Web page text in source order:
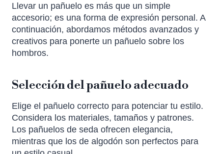
Llevar un pañuelo es más que un simple
accesorio; es una forma de expresión personal. A
continuación, abordamos métodos avanzados y
creativos para ponerte un pañuelo sobre los
hombros.
Selección del pañuelo adecuado
Elige el pañuelo correcto para potenciar tu estilo.
Considera los materiales, tamaños y patrones.
Los pañuelos de seda ofrecen elegancia,
mientras que los de algodón son perfectos para